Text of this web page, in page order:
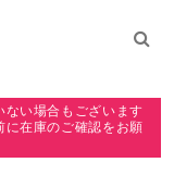
ない場合もございます
在庫のご確認をお願